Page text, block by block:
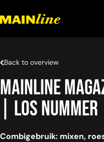
Back to overview
Mainline
| los nummer
Combigebruik: mixen,